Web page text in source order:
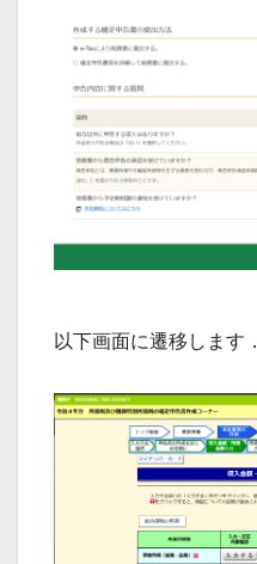
以下画面に遷移します．